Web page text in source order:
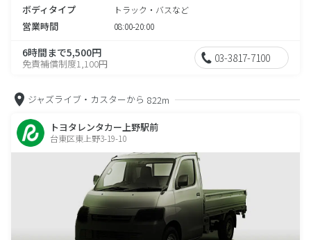
ボディタイプ トラック・バスなど
営業時間 08:00-20:00
6時間まで5,500円
免責補償制度1,100円 03-3817-7100
ジャズライブ・カスターから 822m
トヨタレンタカー上野駅前
台東区東上野3-19-10